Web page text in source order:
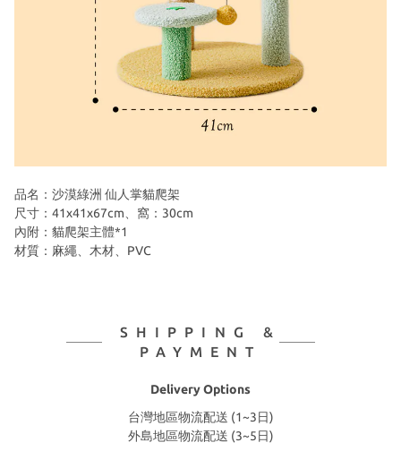
品名：沙漠綠洲 仙人掌貓爬架
尺寸：41x41x67cm、窩：30cm
內附：貓爬架主體*1
材質：麻繩、木材、PVC
SHIPPING &
PAYMENT
Delivery Options
台灣地區物流配送 (1~3日)
外島地區物流配送 (3~5日)